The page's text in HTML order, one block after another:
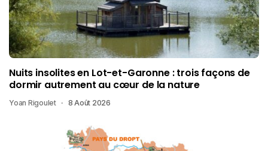
Nuits insolites en Lot-et-Garonne : trois façons de
dormir autrement au cœur de la nature
Yoan Rigoulet 8 Août 2026